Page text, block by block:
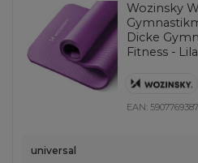
Wozinsky
Dicke
Fitness - Lila
EAN:
universal